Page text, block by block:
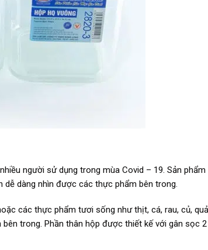
người sử dụng trong mùa Covid – 19. Sản
dàng nhìn được các thực phẩm bên trong.
các thực phẩm tươi sống như thịt, cá, rau, củ,
trong. Phần thân hộp được thiết kế với gân sọc